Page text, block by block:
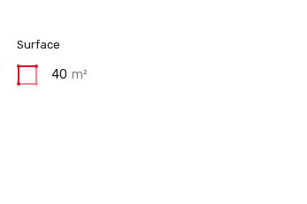
Surface
40 m²